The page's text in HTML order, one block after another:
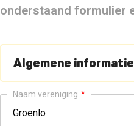
onderstaand formulier
Algemene informatie
Naam vereniging *